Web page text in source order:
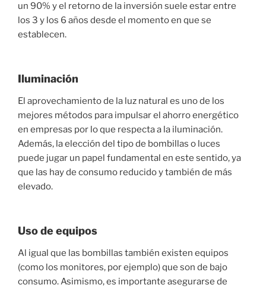
un 90% y el retorno de la inversión suele estar entre
los 3 y los 6 años desde el momento en que se
establecen.
Iluminación
El aprovechamiento de la luz natural es uno de los
mejores métodos para impulsar el ahorro energético
en empresas por lo que respecta a la iluminación.
Además, la elección del tipo de bombillas o luces
puede jugar un papel fundamental en este sentido, ya
que las hay de consumo reducido y también de más
elevado.
Uso de equipos
Al igual que las bombillas también existen equipos
(como los monitores, por ejemplo) que son de bajo
consumo. Asimismo, es importante asegurarse de